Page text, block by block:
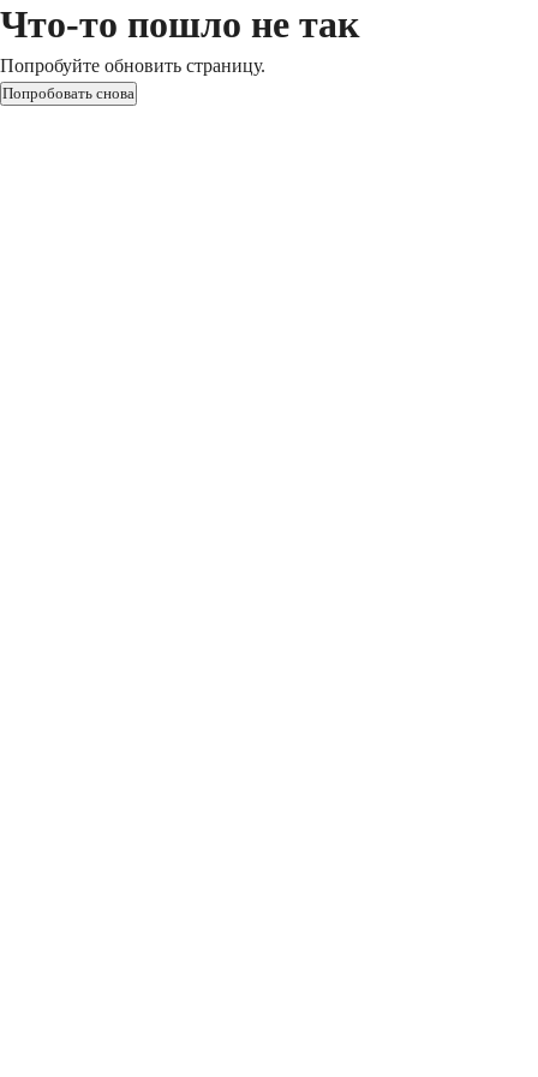
Что-то пошло не так
Попробуйте обновить страницу.
Попробовать снова